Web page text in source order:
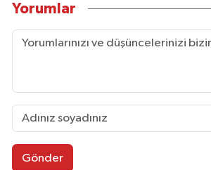
Yorumlar
Gönder